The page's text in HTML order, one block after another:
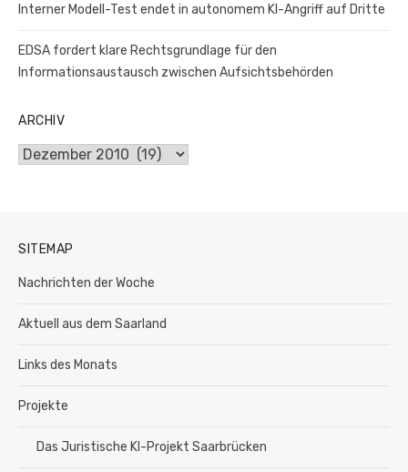
Interner Modell-Test endet in autonomem KI-Angriff auf Dritte
EDSA fordert klare Rechtsgrundlage für den
Informationsaustausch zwischen Aufsichtsbehörden
ARCHIV
Archiv
SITEMAP
Nachrichten der Woche
Aktuell aus dem Saarland
Links des Monats
Projekte
Das Juristische KI-Projekt Saarbrücken